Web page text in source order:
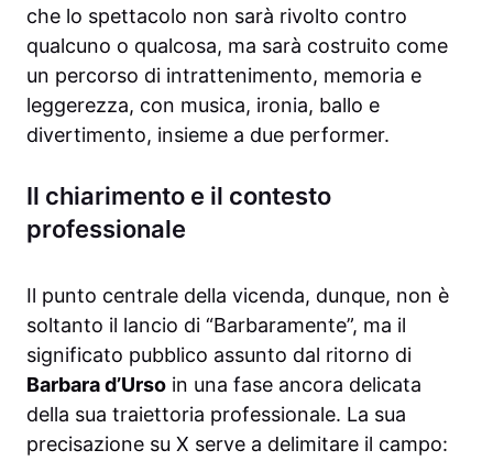
che lo spettacolo non sarà rivolto contro
qualcuno o qualcosa, ma sarà costruito come
un percorso di intrattenimento, memoria e
leggerezza, con musica, ironia, ballo e
divertimento, insieme a due performer.
Il chiarimento e il contesto
professionale
Il punto centrale della vicenda, dunque, non è
soltanto il lancio di “Barbaramente”, ma il
significato pubblico assunto dal ritorno di
Barbara d’Urso in una fase ancora delicata
della sua traiettoria professionale. La sua
precisazione su X serve a delimitare il campo: